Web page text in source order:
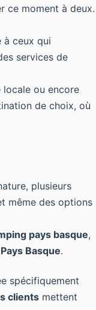
ce moment à deux.
à ceux qui
services de
locale ou encore
de choix, où
plusieurs
même des options
pays basque,
Pays Basque.
spécifiquement
clients mettent